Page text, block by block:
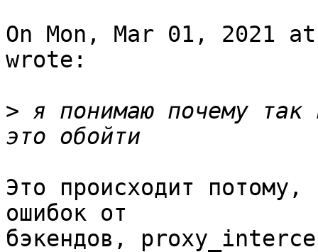
On Mon, Mar 01, 2021
wrote:
> я понимаю почему
Это происходит
ошибок от
бэкендов,